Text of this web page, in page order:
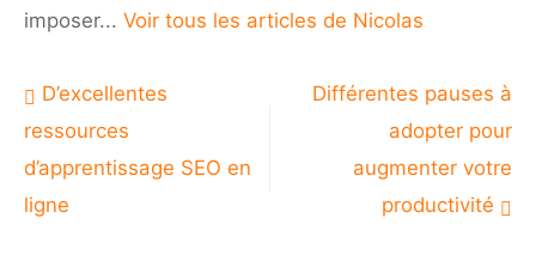
imposer... Voir tous les articles de Nicolas
Navigation
de
l’article
D’excellentes
ressources
d’apprentissage SEO en
ligne
Différentes pauses à
adopter pour
augmenter votre
productivité